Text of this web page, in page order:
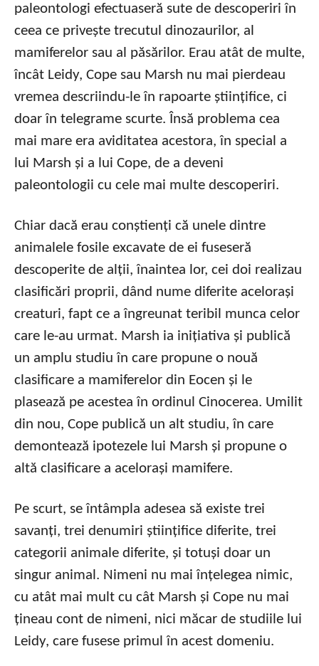
paleontologi efectuaseră sute de descoperiri în
ceea ce privește trecutul dinozaurilor, al
mamiferelor sau al păsărilor. Erau atât de multe,
încât Leidy, Cope sau Marsh nu mai pierdeau
vremea descriindu-le în rapoarte științifice, ci
doar în telegrame scurte. Însă problema cea
mai mare era aviditatea acestora, în special a
lui Marsh și a lui Cope, de a deveni
paleontologii cu cele mai multe descoperiri.
Chiar dacă erau conștienți că unele dintre
animalele fosile excavate de ei fuseseră
descoperite de alții, înaintea lor, cei doi realizau
clasificări proprii, dând nume diferite acelorași
creaturi, fapt ce a îngreunat teribil munca celor
care le-au urmat. Marsh ia inițiativa și publică
un amplu studiu în care propune o nouă
clasificare a mamiferelor din Eocen și le
plasează pe acestea în ordinul Cinocerea. Umilit
din nou, Cope publică un alt studiu, în care
demontează ipotezele lui Marsh și propune o
altă clasificare a acelorași mamifere.
Pe scurt, se întâmpla adesea să existe trei
savanți, trei denumiri științifice diferite, trei
categorii animale diferite, și totuși doar un
singur animal. Nimeni nu mai înțelegea nimic,
cu atât mai mult cu cât Marsh și Cope nu mai
țineau cont de nimeni, nici măcar de studiile lui
Leidy, care fusese primul în acest domeniu.